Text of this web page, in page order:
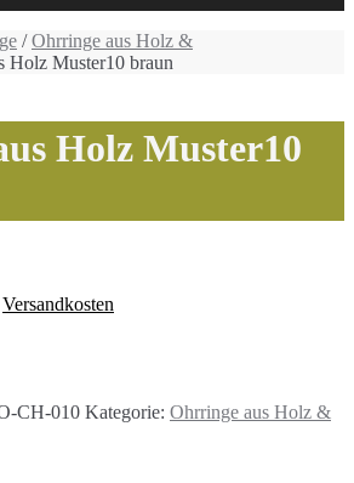
/Ohrringe aus Holz &
Holz Muster10 braun
Holz Muster10
Versandkosten
CH-010 Kategorie: Ohrringe aus Holz &